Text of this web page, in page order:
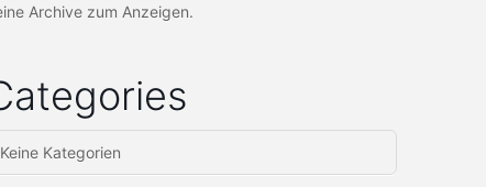
Archive zum Anzeigen.
Keine Kategorien